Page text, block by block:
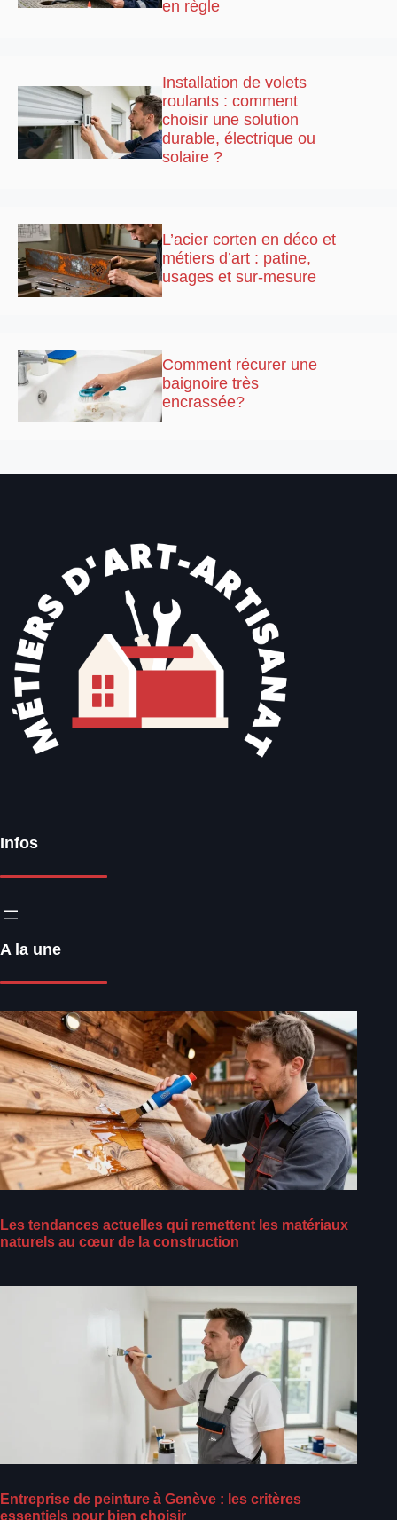
en règle
Installation de volets
roulants : comment
choisir une solution
durable, électrique ou
solaire ?
L’acier corten en déco et
métiers d’art : patine,
usages et sur-mesure
Comment récurer une
baignoire très
encrassée?
Infos
A la une
Les tendances actuelles qui remettent les matériaux
naturels au cœur de la construction
Entreprise de peinture à Genève : les critères
essentiels pour bien choisir